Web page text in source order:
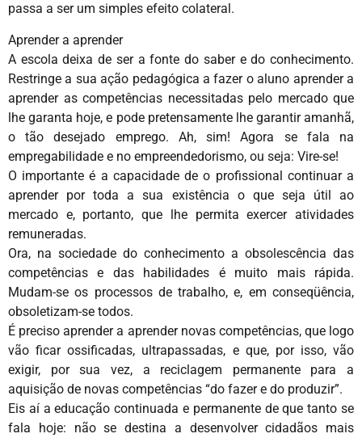
passa a ser um simples efeito colateral.
Aprender a aprender
A escola deixa de ser a fonte do saber e do conhecimento.
Restringe a sua ação pedagógica a fazer o aluno aprender a
aprender as competências necessitadas pelo mercado que
lhe garanta hoje, e pode pretensamente lhe garantir amanhã,
o tão desejado emprego. Ah, sim! Agora se fala na
empregabilidade e no empreendedorismo, ou seja: Vire-se!
O importante é a capacidade de o profissional continuar a
aprender por toda a sua existência o que seja útil ao
mercado e, portanto, que lhe permita exercer atividades
remuneradas.
Ora, na sociedade do conhecimento a obsolescência das
competências e das habilidades é muito mais rápida.
Mudam-se os processos de trabalho, e, em conseqüência,
obsoletizam-se todos.
É preciso aprender a aprender novas competências, que logo
vão ficar ossificadas, ultrapassadas, e que, por isso, vão
exigir, por sua vez, a reciclagem permanente para a
aquisição de novas competências “do fazer e do produzir”.
Eis aí a educação continuada e permanente de que tanto se
fala hoje: não se destina a desenvolver cidadãos mais